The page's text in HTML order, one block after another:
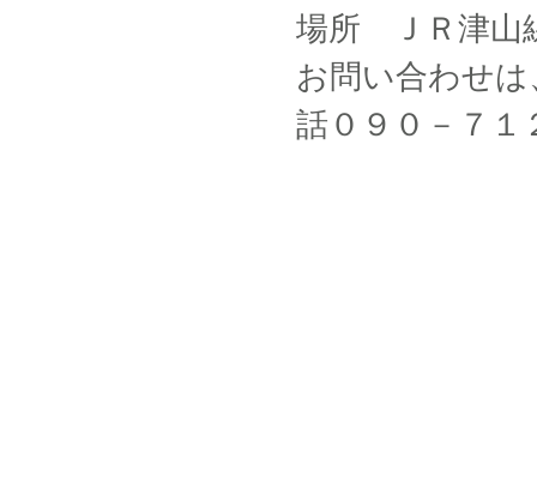
場所 ＪＲ津山
お問い合わせ
話０９０－７１